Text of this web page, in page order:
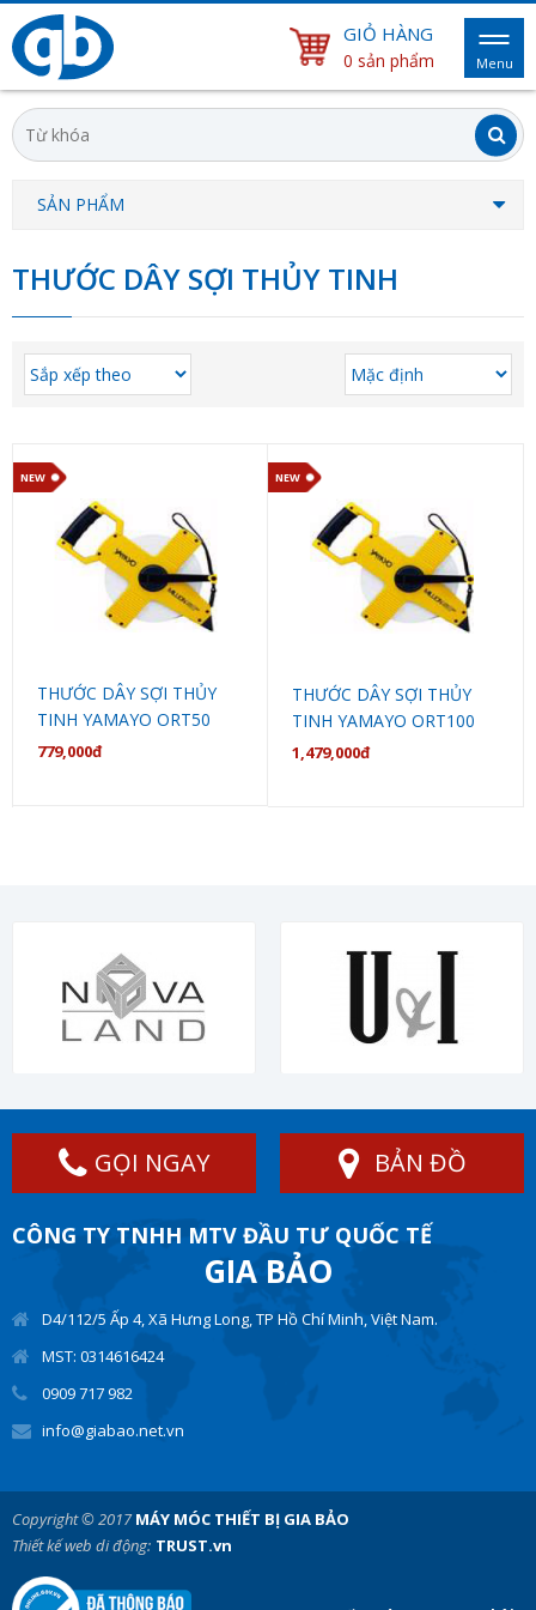
GIỎ HÀNG
0 sản phẩm Menu
SẢN PHẨM
THƯỚC DÂY SỢI THỦY TINH
THƯỚC DÂY SỢI THỦY
TINH YAMAYO ORT50
779,000đ
NEW
THƯỚC DÂY SỢI THỦY
TINH YAMAYO ORT100
1,479,000đ
NEW
GỌI NGAY BẢN ĐỒ
CÔNG TY TNHH MTV ĐẦU TƯ QUỐC TẾ
GIA BẢO
D4/112/5 Ấp 4, Xã Hưng Long, TP Hồ Chí Minh, Việt Nam.
MST: 0314616424
0909 717 982
info@giabao.net.vn
Copyright © 2017MÁY MÓC THIẾT BỊ GIA BẢO
Thiết kế web di động: TRUST.vn